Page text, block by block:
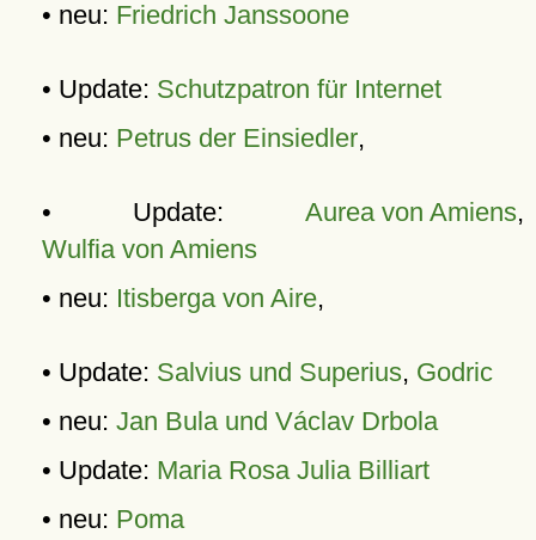
• neu: Friedrich Janssoone
• Update: Schutzpatron für Internet
• neu: Petrus der Einsiedler,
• Update: Aurea von Amiens,
Wulfia von Amiens
• neu: Itisberga von Aire,
• Update: Salvius und Superius, Godric
• neu: Jan Bula und Václav Drbola
• Update: Maria Rosa Julia Billiart
• neu: Poma